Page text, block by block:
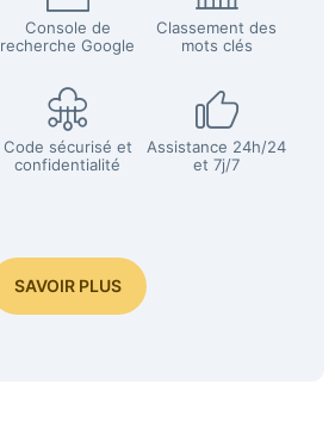
Console de
recherche Google
Classement des
mots clés
Code sécurisé et
confidentialité
Assistance 24h/24
et 7j/7
SAVOIR PLUS